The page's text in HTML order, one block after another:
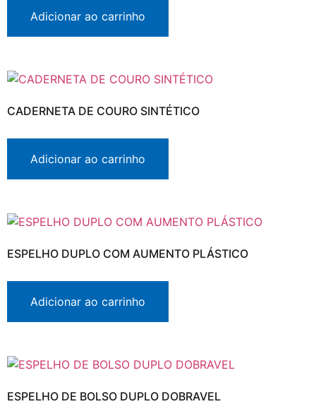
Adicionar ao carrinho
CADERNETA DE COURO SINTÉTICO
Adicionar ao carrinho
ESPELHO DUPLO COM AUMENTO PLÁSTICO
Adicionar ao carrinho
ESPELHO DE BOLSO DUPLO DOBRAVEL